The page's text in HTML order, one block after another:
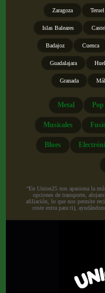
Zaragoza Teruel
Islas Baleares
Badajoz Cuenca
Guadalajara
Granada
Metal Pop
Musicales
Blues
“En Union25 nos apasiona la
opciones de transporte,
afiliación, lo que nos permite
coste extra para ti),